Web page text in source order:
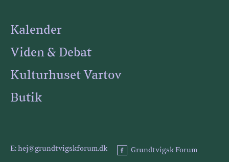
Kalender
Viden & Debat
Kulturhuset Vartov
Butik
E: hej@grundtvigskforum.dk Grundtvigsk Forum